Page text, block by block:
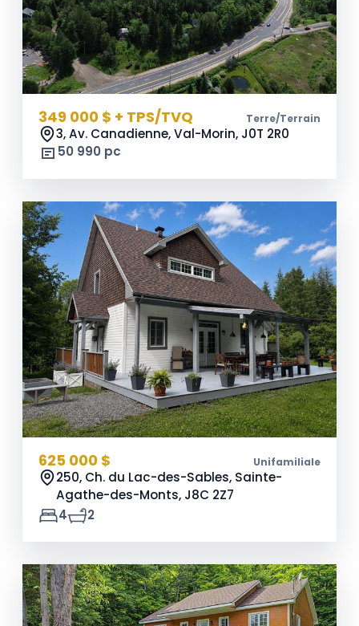
349 000 $ + TPS/TVQ Terre/Terrain
3, Av. Canadienne, Val-Morin, J0T 2R0
50 990 pc
625 000 $ Unifamiliale
250, Ch. du Lac-des-Sables, Sainte-
Agathe-des-Monts, J8C 2Z7
4
2